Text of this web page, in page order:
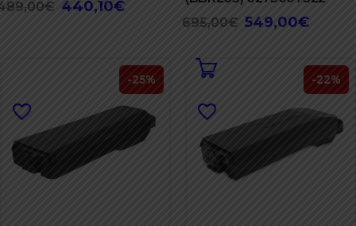
€ Il
440,10€
è:
440,10€.
695,00€ Il
549,00€Il
è:
-25% -22%